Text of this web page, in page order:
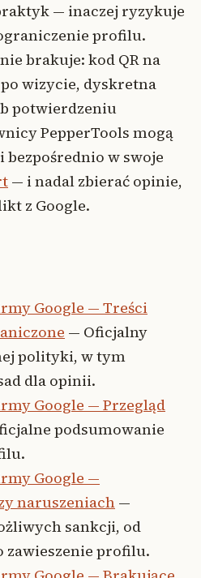
— inaczej ryzykuje
profilu.
brakuje: kod QR na
wizycie, dyskretna
potwierdzeniu
PepperTools mogą
w swoje
— i nadal zbierać opinie,
z Google.
Google — Treści
— Oficjalny
polityki, w tym
dla opinii.
Google — Przegląd
podsumowanie
Google —
naruszeniach —
sankcji, od
profilu.